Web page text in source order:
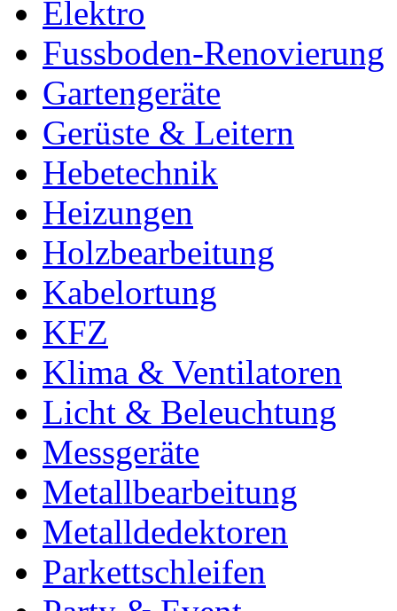
Elektro
Fussboden-Renovierung
Gartengeräte
Gerüste & Leitern
Hebetechnik
Heizungen
Holzbearbeitung
Kabelortung
KFZ
Klima & Ventilatoren
Licht & Beleuchtung
Messgeräte
Metallbearbeitung
Metalldedektoren
Parkettschleifen